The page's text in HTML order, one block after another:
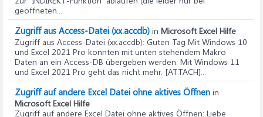
geöffneten...
Zugriff aus Access-Datei (xx.accdb) in Microsoft Excel Hilfe
Zugriff aus Access-Datei (xx.accdb): Guten Tag Mit Windows 10
und Excel 2021 Pro konnten mit unten stehendem Makro
Daten an ein Access-DB übergeben werden. Mit Windows 11
und Excel 2021 Pro geht das nicht mehr. [ATTACH]...
Zugriff auf andere Excel Datei ohne aktives Öffnen in
Microsoft Excel Hilfe
Zugriff auf andere Excel Datei ohne aktives Öffnen: Liebe